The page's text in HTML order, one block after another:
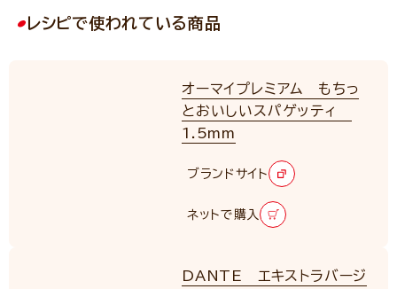
レシピで使われている商品
オーマイプレミアム もちっ
とおいしいスパゲッティ
1.5mm
ブランドサイト
ネットで購入
DANTE エキストラバージ